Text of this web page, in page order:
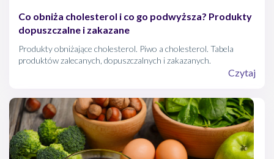
Co obniża cholesterol i co go podwyższa? Produkty
dopuszczalne i zakazane
Produkty obniżające cholesterol. Piwo a cholesterol. Tabela
produktów zalecanych, dopuszczalnych i zakazanych.
Czytaj